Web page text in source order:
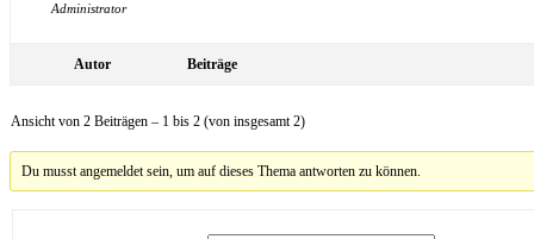
Administrator
Autor Beiträge
Ansicht von 2 Beiträgen – 1 bis 2 (von insgesamt 2)
Du musst angemeldet sein, um auf dieses Thema antworten zu können.